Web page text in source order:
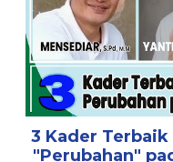
3 Kader Terbaik
"Perubahan"